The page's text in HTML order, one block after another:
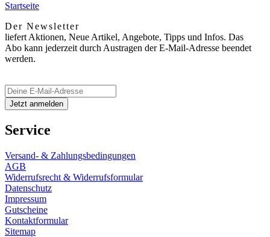
Startseite
Der Newsletter
liefert Aktionen, Neue Artikel, Angebote, Tipps und Infos. Das
Abo kann jederzeit durch Austragen der E-Mail-Adresse beendet
werden.
Service
Versand- & Zahlungsbedingungen
AGB
Widerrufsrecht & Widerrufsformular
Datenschutz
Impressum
Gutscheine
Kontaktformular
Sitemap